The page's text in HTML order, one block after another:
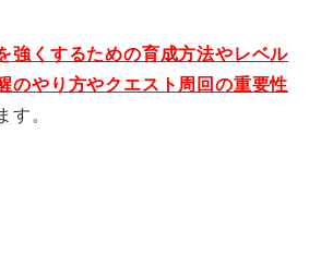
強くするための育成方法やレベル
のやり方やクエスト周回の重要性
す。